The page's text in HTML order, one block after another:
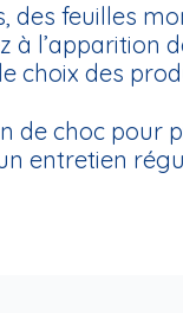
des feuilles
à
choix des
de choc
entretien